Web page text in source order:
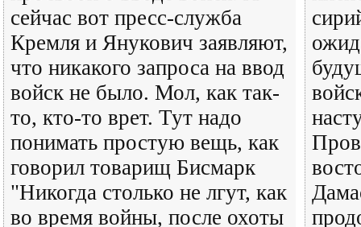
сейчас вот пресс-служба
Кремля и Янукович заявляют,
что никакого запроса на ввод
войск не было. Мол, как так-
то, кто-то врет. Тут надо
понимать простую вещь, как
говорил товарищ Бисмарк
"Никогда столько не лгут, как
во время войны, после охоты